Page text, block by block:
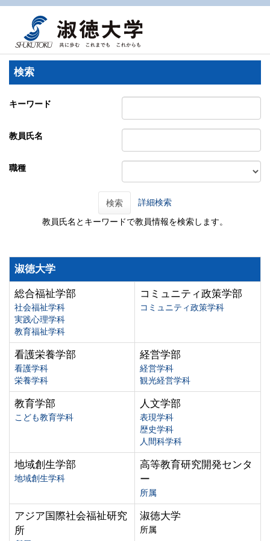
検索
キーワード
教員氏名
職種
検索 詳細検索
教員氏名とキーワードで教員情報を検索します。
淑徳大学
総合福祉学部
社会福祉学科
実践心理学科
教育福祉学科
コミュニティ政策学部
コミュニティ政策学科
看護栄養学部
看護学科
栄養学科
経営学部
経営学科
観光経営学科
教育学部
こども教育学科
人文学部
表現学科
歴史学科
人間科学科
地域創生学部
地域創生学科
高等教育研究開発センタ
ー
所属
アジア国際社会福祉研究
所
淑徳大学
所属